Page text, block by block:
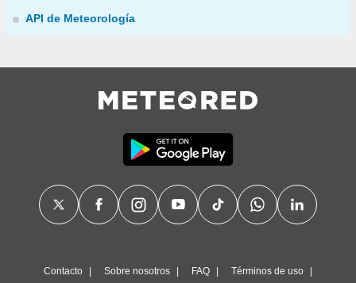
API de Meteorología
Contacto Sobre nosotros FAQ Términos de uso